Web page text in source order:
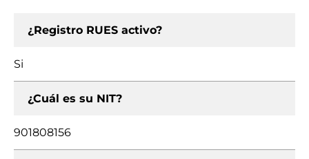
¿Registro RUES activo?
Si
¿Cuál es su NIT?
901808156